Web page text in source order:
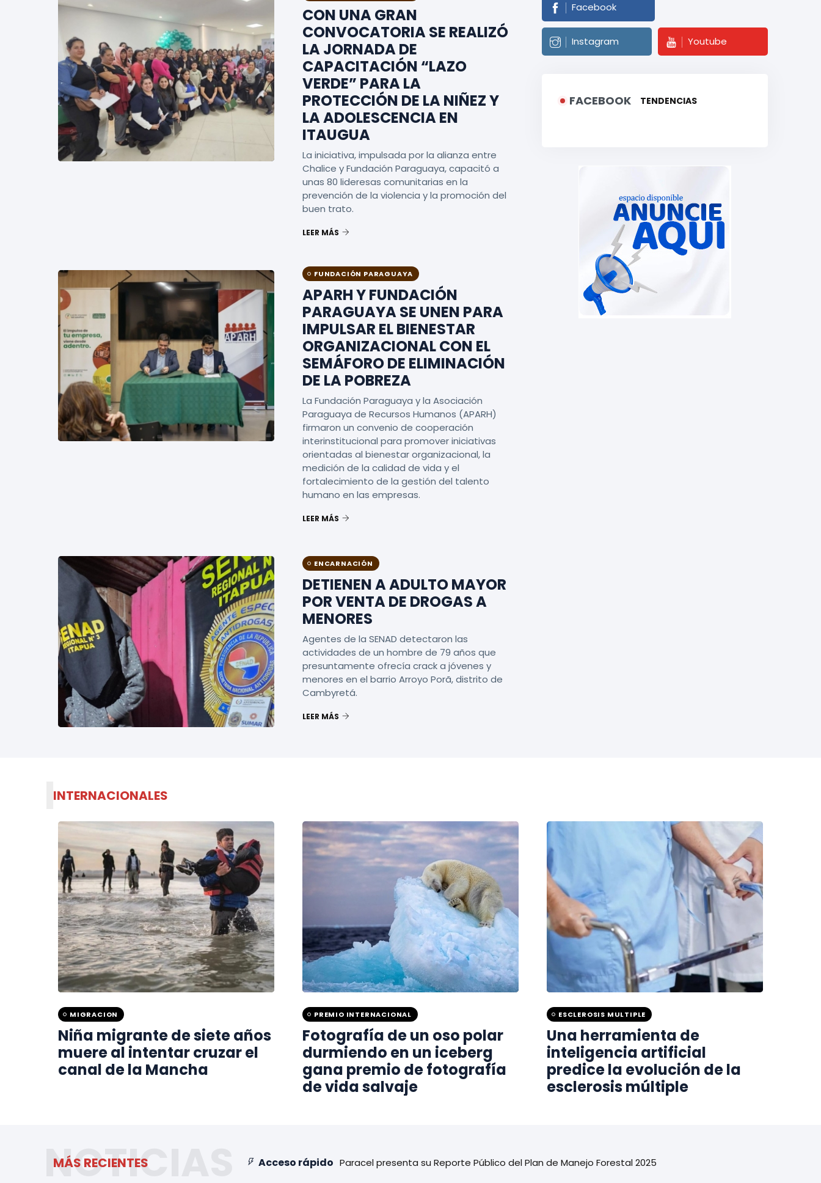
CON UNA GRAN
CONVOCATORIA SE REALIZÓ
LA JORNADA DE
CAPACITACIÓN “LAZO
VERDE” PARA LA
PROTECCIÓN DE LA NIÑEZ Y
LA ADOLESCENCIA EN
ITAUGUA
La iniciativa, impulsada por la alianza entre
Chalice y Fundación Paraguaya, capacitó a
unas 80 lideresas comunitarias en la
prevención de la violencia y la promoción del
buen trato.
LEER MÁS
FUNDACIÓN PARAGUAYA
APARH Y FUNDACIÓN
PARAGUAYA SE UNEN PARA
IMPULSAR EL BIENESTAR
ORGANIZACIONAL CON EL
SEMÁFORO DE ELIMINACIÓN
DE LA POBREZA
La Fundación Paraguaya y la Asociación
Paraguaya de Recursos Humanos (APARH)
firmaron un convenio de cooperación
interinstitucional para promover iniciativas
orientadas al bienestar organizacional, la
medición de la calidad de vida y el
fortalecimiento de la gestión del talento
humano en las empresas.
LEER MÁS
ENCARNACIÓN
DETIENEN A ADULTO MAYOR
POR VENTA DE DROGAS A
MENORES
Agentes de la SENAD detectaron las
actividades de un hombre de 79 años que
presuntamente ofrecía crack a jóvenes y
menores en el barrio Arroyo Porã, distrito de
Cambyretá.
LEER MÁS
Facebook
Instagram Youtube
FACEBOOK TENDENCIAS
INTERNACIONALES
I
MIGRACION
Niña migrante de siete años
muere al intentar cruzar el
canal de la Mancha
PREMIO INTERNACIONAL
Fotografía de un oso polar
durmiendo en un iceberg
gana premio de fotografía
de vida salvaje
ESCLEROSIS MULTIPLE
Una herramienta de
inteligencia artificial
predice la evolución de la
esclerosis múltiple
MÁS RECIENTES
NOTICIAS Acceso rápido POLICÍAS DETUVIERON A “KINIKI” EN EL BARRIO SAN ROQUE